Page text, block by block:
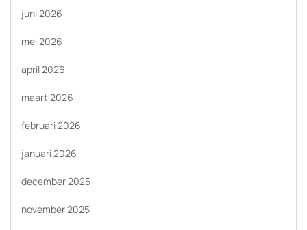
juni 2026
mei 2026
april 2026
maart 2026
februari 2026
januari 2026
december 2025
november 2025